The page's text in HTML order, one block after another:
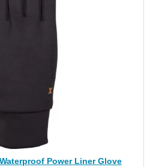
Power Liner Glove